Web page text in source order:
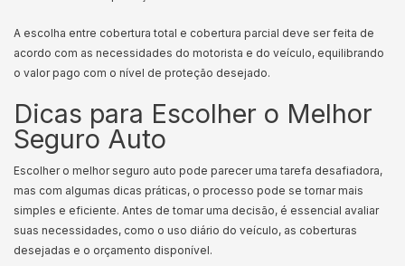
A escolha entre cobertura total e cobertura parcial deve ser feita de
acordo com as necessidades do motorista e do veículo, equilibrando
o valor pago com o nível de proteção desejado.
Dicas para Escolher o Melhor
Seguro Auto
Escolher o melhor seguro auto pode parecer uma tarefa desafiadora,
mas com algumas dicas práticas, o processo pode se tornar mais
simples e eficiente. Antes de tomar uma decisão, é essencial avaliar
suas necessidades, como o uso diário do veículo, as coberturas
desejadas e o orçamento disponível.